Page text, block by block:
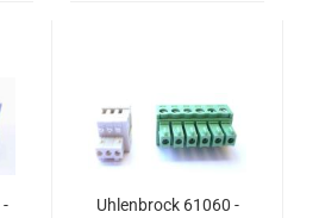
Uhlenbrock 61060 -